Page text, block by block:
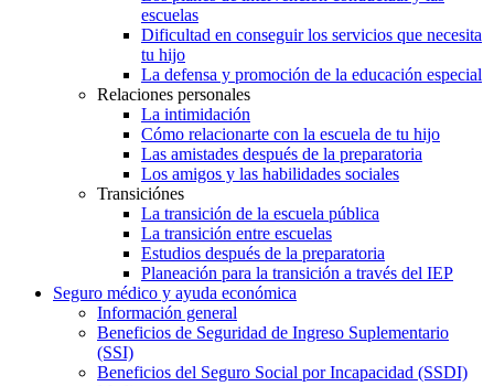
escuelas
Dificultad en conseguir los servicios que necesita
tu hijo
La defensa y promoción de la educación especial
Relaciones personales
La intimidación
Cómo relacionarte con la escuela de tu hijo
Las amistades después de la preparatoria
Los amigos y las habilidades sociales
Transiciónes
La transición de la escuela pública
La transición entre escuelas
Estudios después de la preparatoria
Planeación para la transición a través del IEP
Seguro médico y ayuda económica
Información general
Beneficios de Seguridad de Ingreso Suplementario
(SSI)
Beneficios del Seguro Social por Incapacidad (SSDI)